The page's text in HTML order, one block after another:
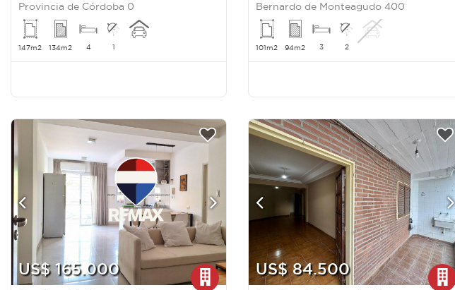
Provincia de Córdoba 0
147m2 134m2 4 1
Bernardo de Monteagudo 400
101m2 94m2 3 2
US$ 165.000 US$ 84.500